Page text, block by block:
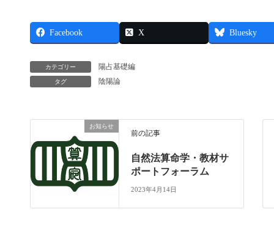
Facebook X Bluesky
カテゴリー 陽占基礎編
タグ 陰陽論
お知らせ
前の記事
自然法算命学・教材サ
ポートフォーラム
2023年4月14日